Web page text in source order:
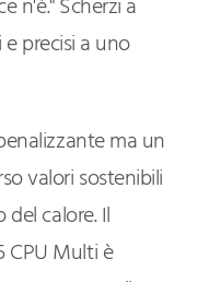
n'è." Scherzi a
precisi a uno
ma un
valori sostenibili
calore. Il
CPU Multi è